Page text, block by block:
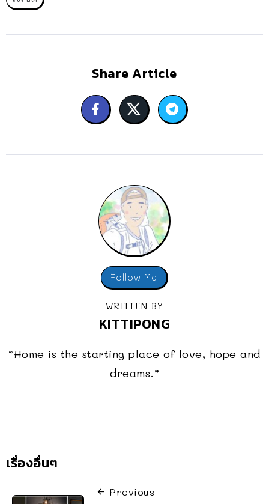
Share Article
Follow Me
WRITTEN BY
KITTIPONG
“Home is the starting place of love, hope and
dreams.”
เรื่องอื่นๆ
Previous